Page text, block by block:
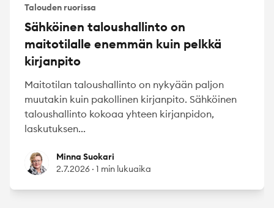
Talouden ruorissa
Sähköinen taloushallinto on
maitotilalle enemmän kuin pelkkä
kirjanpito
Maitotilan taloushallinto on nykyään paljon
muutakin kuin pakollinen kirjanpito. Sähköinen
taloushallinto kokoaa yhteen kirjanpidon,
laskutuksen...
Minna Suokari
Minna Suokari
2.7.2026 · 1 min lukuaika